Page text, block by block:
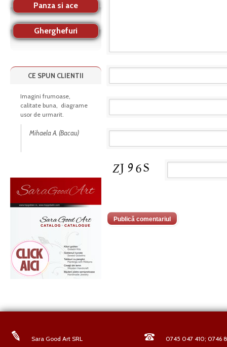
Panza si ace
Gherghefuri
CE SPUN CLIENTII
Imagini frumoase,
calitate buna, diagrame
usor de urmarit.
Mihaela A. (Bacau)
Sara Good Art SRL 0745 047 410; 0746